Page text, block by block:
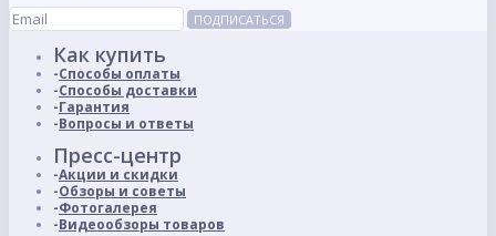
ПОДПИСАТЬСЯ
Как купить
Способы оплаты
Способы доставки
Гарантия
Вопросы и ответы
Пресс-центр
Акции и скидки
Обзоры и советы
Фотогалерея
Видеообзоры товаров